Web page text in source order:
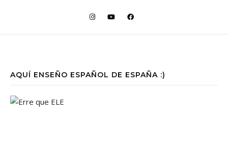
AQUÍ ENSEÑO ESPAÑOL DE ESPAÑA :)